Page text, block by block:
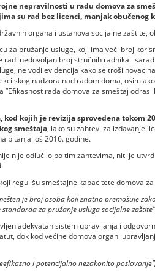
nepravilnosti u radu domova za
su rad bez licenci, manjak obučenog
organa i ustanova socijalne zaštite,
za pružanje usluge, koji ima veći broj
nedovoljan broj stručnih radnika i
ne vodi evidencija kako se troši novac
nadzora nad radom doma, osim
rada domova za smeštaj
kod kojih je revizija sprovedena tokom
smeštaja, iako su zahtevi za izdavanje
pitanja još 2016. godine.
nije odlučilo po tim zahtevima, niti je
regulišu smeštajne kapacitete domova
je broj osoba koji znatno premašuje
za pružanje usluga socijalne
adekvatan sistem upravljanja i
dok kod većine domova organi
i potencijalno nezakonito poslovanje”,